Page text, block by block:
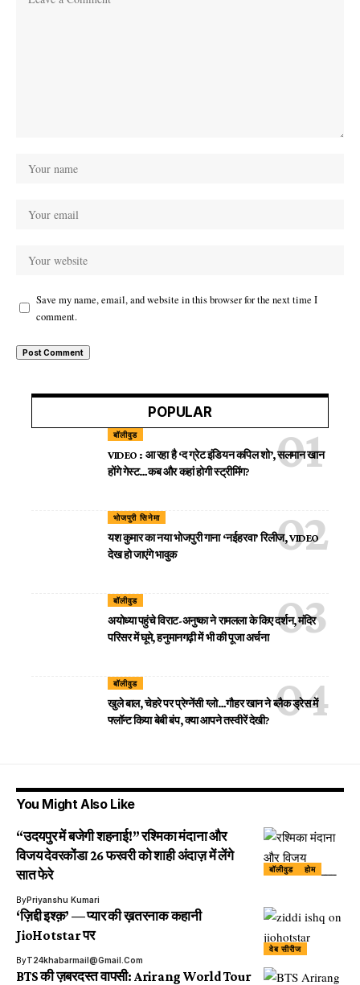
Save my name, email, and website in this browser for the next time I
comment.
POPULAR
बॉलीवुड
VIDEO : आ रहा है ‘द ग्रेट इंडियन कपिल शो’, सलमान खान
होंगे गेस्ट…कब और कहां होगी स्ट्रीमिंग?
भोजपुरी सिनेमा
यश कुमार का नया भोजपुरी गाना ‘नईहरवा’ रिलीज, VIDEO
देख हो जाएंगे भावुक
बॉलीवुड
अयोध्या पहुंचे विराट-अनुष्का ने रामलला के किए दर्शन, मंदिर
परिसर में घूमे, हनुमानगढ़ी में भी की पूजा अर्चना
बॉलीवुड
खुले बाल, चेहरे पर प्रेग्नेंसी ग्लो…गौहर खान ने ब्लैक ड्रेस में
फ्लॉन्ट किया बेबी बंप, क्या आपने तस्वीरें देखी?
You Might Also Like
बॉलीवुड होम
“उदयपुर में बजेगी शहनाई!” रश्मिका मंदाना और
विजय देवरकोंडा 26 फरवरी को शाही अंदाज़ में लेंगे
सात फेरे
ByPriyanshu Kumari
वेब सीरीज
‘ज़िद्दी इश्क़’ — प्यार की ख़तरनाक कहानी
JioHotstar पर
ByT24khabarmail@gmail.com
BTS की ज़बरदस्त वापसी: Arirang World Tour